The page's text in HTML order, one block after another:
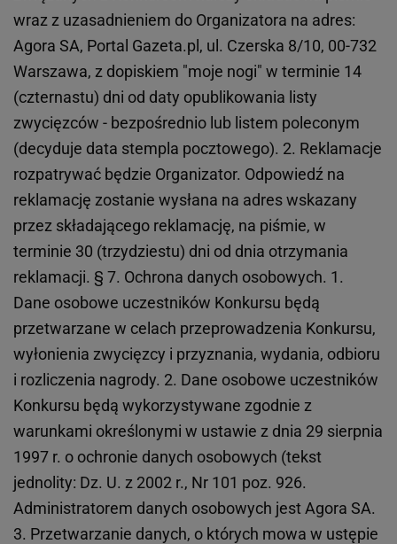
wraz z uzasadnieniem do Organizatora na adres:
Agora SA, Portal Gazeta.pl, ul. Czerska 8/10, 00-732
Warszawa, z dopiskiem "moje nogi" w terminie 14
(czternastu) dni od daty opublikowania listy
zwycięzców - bezpośrednio lub listem poleconym
(decyduje data stempla pocztowego). 2. Reklamacje
rozpatrywać będzie Organizator. Odpowiedź na
reklamację zostanie wysłana na adres wskazany
przez składającego reklamację, na piśmie, w
terminie 30 (trzydziestu) dni od dnia otrzymania
reklamacji. § 7. Ochrona danych osobowych. 1.
Dane osobowe uczestników Konkursu będą
przetwarzane w celach przeprowadzenia Konkursu,
wyłonienia zwycięzcy i przyznania, wydania, odbioru
i rozliczenia nagrody. 2. Dane osobowe uczestników
Konkursu będą wykorzystywane zgodnie z
warunkami określonymi w ustawie z dnia 29 sierpnia
1997 r. o ochronie danych osobowych (tekst
jednolity: Dz. U. z 2002 r., Nr 101 poz. 926.
Administratorem danych osobowych jest Agora SA.
3. Przetwarzanie danych, o których mowa w ustępie